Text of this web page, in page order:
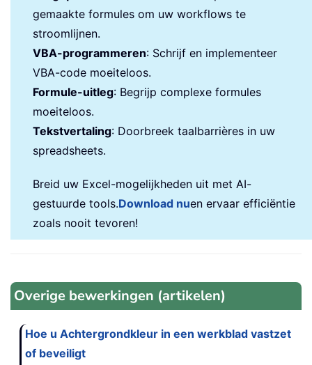
gemaakte formules om uw workflows te
stroomlijnen.
VBA-programmeren: Schrijf en implementeer
VBA-code moeiteloos.
Formule-uitleg: Begrijp complexe formules
moeiteloos.
Tekstvertaling: Doorbreek taalbarrières in uw
spreadsheets.
Breid uw Excel-mogelijkheden uit met AI-
gestuurde tools.Download nuen ervaar efficiëntie
zoals nooit tevoren!
Overige bewerkingen (artikelen)
Hoe u Achtergrondkleur in een werkblad vastzet
of beveiligt